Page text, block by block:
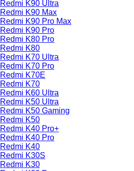
Redmi K90 Ultra
Redmi K90 Max
Redmi K90 Pro Max
Redmi K90 Pro
Redmi K80 Pro
Redmi K80
Redmi K70 Ultra
Redmi K70 Pro
Redmi K70E
Redmi K70
Redmi K60 Ultra
Redmi K50 Ultra
Redmi K50 Gaming
Redmi K50
Redmi K40 Pro+
Redmi K40 Pro
Redmi K40
Redmi K30S
Redmi K30